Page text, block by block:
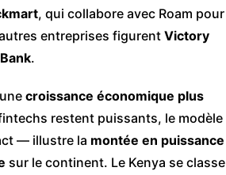
, qui collabore avec Roam pour
entreprises figurent Victory
.
croissance économique plus
restent puissants, le modèle
— illustre la montée en puissance
sur le continent. Le Kenya se classe